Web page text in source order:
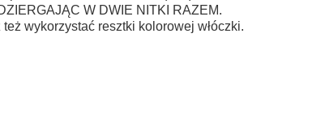
W DWIE NITKI RAZEM.
wykorzystać resztki kolorowej włóczki.